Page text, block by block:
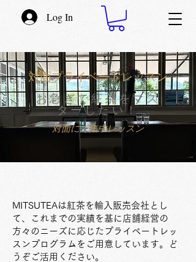
Log In
対面プライベートレッスン
​お急ぎで紅茶をマス
ターしたい！
対面にて集中レッスン
MITSUTEAは紅茶を輸入販売会社とし
て、これまでの実績を基に店舗経営の
方々のニーズに応じたプライベートレッ
スンプログラムをご用意しています。ど
うぞご活用ください。